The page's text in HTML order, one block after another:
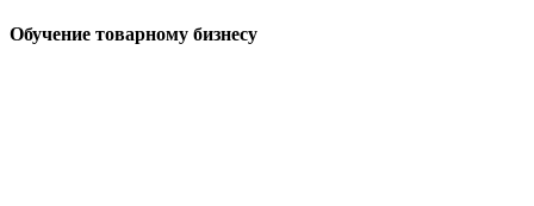
Обучение товарному бизнесу